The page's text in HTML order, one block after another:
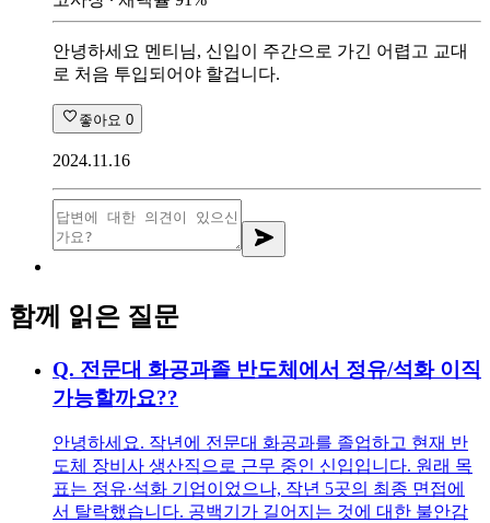
안녕하세요 멘티님, 신입이 주간으로 가긴 어렵고 교대
로 처음 투입되어야 할겁니다.
좋아요 0
2024.11.16
함께 읽은 질문
Q. 전문대 화공과졸 반도체에서 정유/석화 이직
가능할까요??
안녕하세요. 작년에 전문대 화공과를 졸업하고 현재 반
도체 장비사 생산직으로 근무 중인 신입입니다. 원래 목
표는 정유·석화 기업이었으나, 작년 5곳의 최종 면접에
서 탈락했습니다. 공백기가 길어지는 것에 대한 불안감